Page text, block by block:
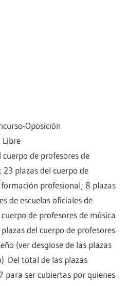
Oposición
Libre
de profesores de
plazas del cuerpo de
profesional; 8 plazas
de escuelas oficiales de
de profesores de música
del cuerpo de profesores
(ver desglose de las plazas
Del total de las plazas
para ser cubiertas por quienes